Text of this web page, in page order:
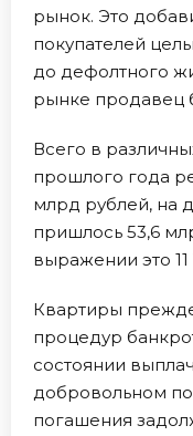
рынок. Это
покупателей
до дефолтного
рынке продавец
Всего в
прошлого года
млрд рублей, на
пришлось 53,6
выражении это 11
Квартиры
процедур
состоянии
добровольном
погашения